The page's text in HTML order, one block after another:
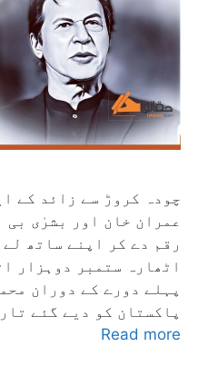
چودہ کروڑ سے زائد کے
عمران خان اور بشرٰی بی
رقم دے کر اپنے ساتھ
اٹھارہ ستمبر دوہزار
پہلے دورے کے دوران
پاکستان کو دیے گئے
Read more